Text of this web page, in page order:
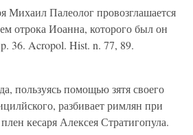
Михаил Палеолог провозглашается
отрока Иоанна, которого был он
36. Acropol. Hist. n. 77, 89.
пользуясь помощью зятя своего
разбивает римлян при
кесаря Алексея Стратигопула.